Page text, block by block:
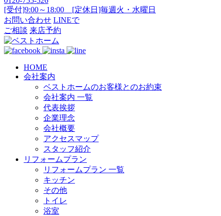
[受付]9:00～18:00 [定休日]毎週火・水曜日
お問い合わせ LINEで
ご相談 来店予約
HOME
会社案内
ベストホームのお客様とのお約束
会社案内 一覧
代表挨拶
企業理念
会社概要
アクセスマップ
スタッフ紹介
リフォームプラン
リフォームプラン 一覧
キッチン
その他
トイレ
浴室